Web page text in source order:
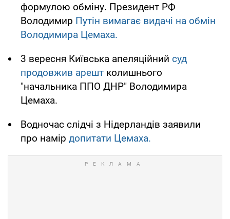
формулою обміну. Президент РФ
Володимир Путін вимагає видачі на обмін
Володимира Цемаха.
3 вересня Київська апеляційний суд
продовжив арешт колишнього
"начальника ППО ДНР" Володимира
Цемаха.
Водночас слідчі з Нідерландів заявили
про намір допитати Цемаха.